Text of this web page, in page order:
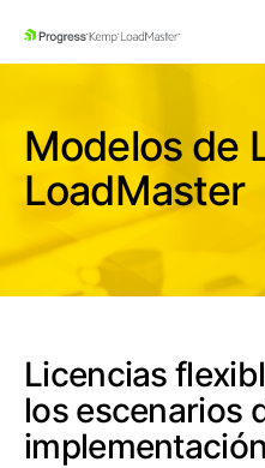
SKIP NAVIGATION
Modelos de
LoadMaster
Licencias
los escenarios
implementación